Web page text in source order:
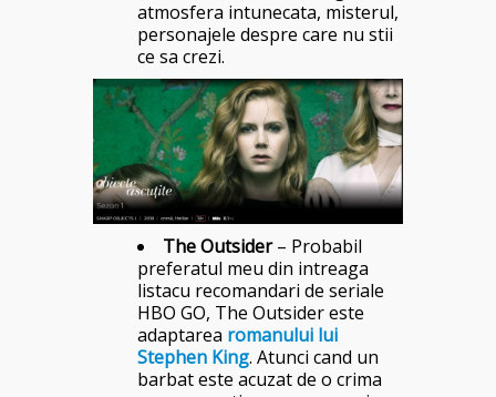
atmosfera intunecata, misterul,
personajele despre care nu stii
ce sa crezi.
The Outsider– Probabil
preferatul meu din intreaga
listacu recomandari de seriale
HBO GO, The Outsider este
adaptarea romanului lui
Stephen King. Atunci cand un
barbat este acuzat de o crima